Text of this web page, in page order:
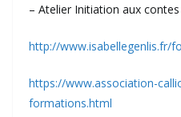
– Atelier Initiation aux contes
http://www.isabellegenlis.fr/
https://www.association-
formations.html